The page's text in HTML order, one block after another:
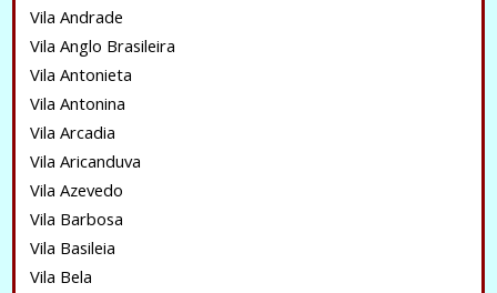
Vila Andrade
Vila Anglo Brasileira
Vila Antonieta
Vila Antonina
Vila Arcadia
Vila Aricanduva
Vila Azevedo
Vila Barbosa
Vila Basileia
Vila Bela